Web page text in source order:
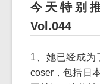
今天特别
Vol.044
1、她已经成为
coser，包括日